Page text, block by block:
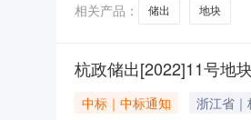
相关产品：
储出 地块
杭政储出[2022]11号地
中标｜中标通知 浙江省